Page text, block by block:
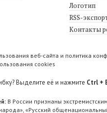
Логотип
RSS-
Контакты
веб-сайта и политика
cookies
Выделите её и нажмите Ctrl +
В России признаны
«Русский